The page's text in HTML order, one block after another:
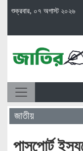
শুক্রবার, ০৭ অগাস্ট ২০২৬
জাতীয়
পাসপোর্ট